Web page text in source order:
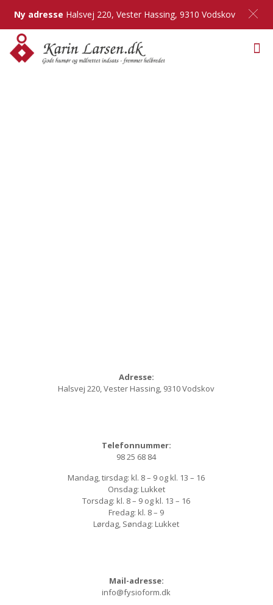
Adresse:
Halsvej 220, Vester Hassing, 9310 Vodskov
Telefonnummer:
98 25 68 84
Mandag, tirsdag: kl. 8 – 9 og kl. 13 – 16
Onsdag: Lukket
Torsdag: kl. 8 – 9 og kl. 13 – 16
Fredag: kl. 8 – 9
Lørdag, Søndag: Lukket
Mail-adresse:
info@fysioform.dk
Ny adresse Halsvej 220, Vester Hassing, 9310 Vodskov